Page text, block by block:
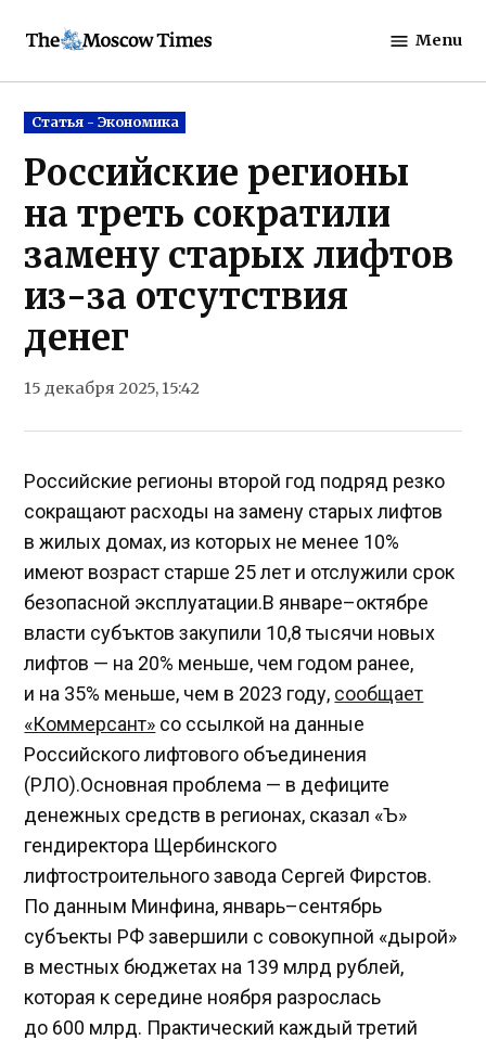
Moscow
Menu
Posted
in
Статья - Экономика
Российские регионы
на треть сократили
замену старых лифтов
из-за отсутствия
денег
15 декабря 2025, 15:42
Российские регионы второй год подряд резко
сокращают расходы на замену старых лифтов
в жилых домах, из которых не менее 10%
имеют возраст старше 25 лет и отслужили срок
безопасной эксплуатации.В январе–октябре
власти субъктов закупили 10,8 тысячи новых
лифтов — на 20% меньше, чем годом ранее,
и на 35% меньше, чем в 2023 году, сообщает
«Коммерсант» со ссылкой на данные
Российского лифтового объединения
(РЛО).Основная проблема — в дефиците
денежных средств в регионах, сказал «Ъ»
гендиректора Щербинского
лифтостроительного завода Сергей Фирстов.
По данным Минфина, январь–сентябрь
субъекты РФ завершили с совокупной «дырой»
в местных бюджетах на 139 млрд рублей,
которая к середине ноября разрослась
до 600 млрд. Практический каждый третий